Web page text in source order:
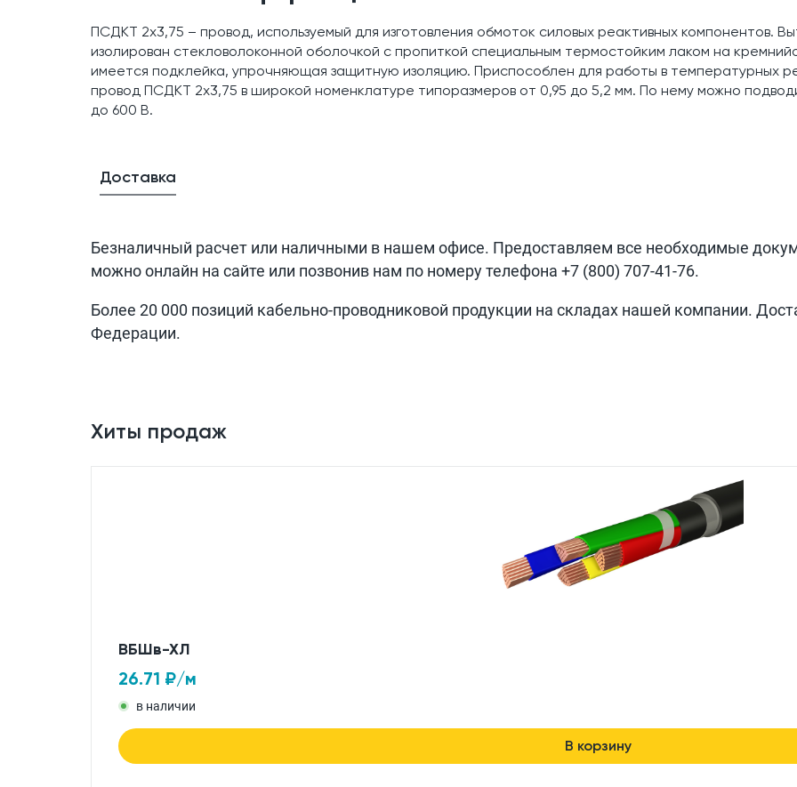
ПСДКТ 2x3,75 – провод, используемый для изготовления обмоток силовых реактивных компонентов.
изолирован стекловолоконной оболочкой с пропиткой специальным термостойким лаком на
имеется подклейка, упрочняющая защитную изоляцию. Приспособлен для работы в температурных
провод ПСДКТ 2x3,75 в широкой номенклатуре типоразмеров от 0,95 до 5,2 мм. По нему можно
до 600 В.
Доставка
Безналичный расчет или наличными в нашем офисе. Предоставляем все необходимые
можно онлайн на сайте или позвонив нам по номеру телефона +7 (800) 707-41-76.
Более 20 000 позиций кабельно-проводниковой продукции на складах нашей компании.
Федерации.
Хиты продаж
ВБШв-ХЛ
26.71 ₽/м
в наличии
В корзину